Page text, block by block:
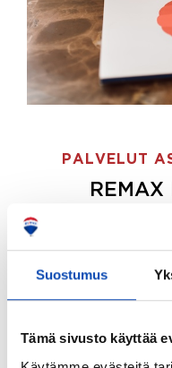
Suostumus
Tämä sivusto käyttää
PALVELUT
ostajille.
Tee